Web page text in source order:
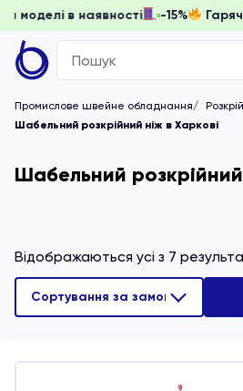
доки моделі в наявності -15%
Search
for:
Промислове швейне обладнання
Шабельний розкрійний ніж в Харкові
Шабельний
Відображаються усі з 7